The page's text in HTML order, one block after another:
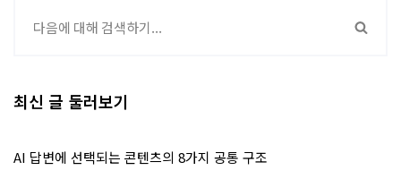
최신 글 둘러보기
AI 답변에 선택되는 콘텐츠의 8가지 공통 구조